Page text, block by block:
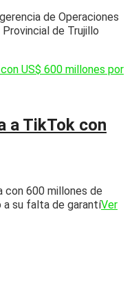
de Operaciones
de Trujillo
a TikTok con
con 600 millones de
a su falta de garantíVer